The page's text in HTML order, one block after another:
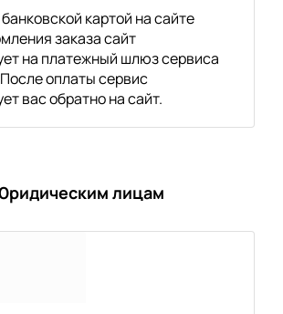
картой на сайте
заказа сайт
на платежный шлюз сервиса
оплаты сервис
вас обратно на сайт.
лицам